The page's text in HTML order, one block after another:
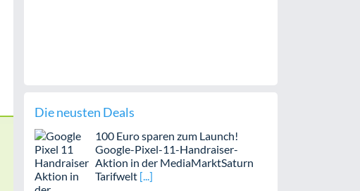
Die neusten Deals
100 Euro sparen zum Launch!
Google-Pixel-11-Handraiser-
Aktion in der MediaMarktSaturn
Tarifwelt